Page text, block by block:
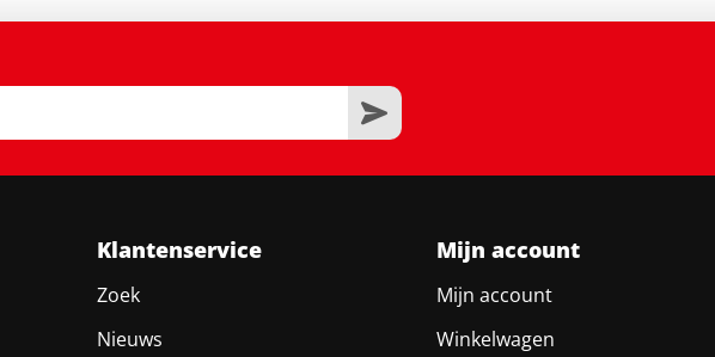
Klantenservice
Zoek
Nieuws
Mijn account
Mijn account
Winkelwagen